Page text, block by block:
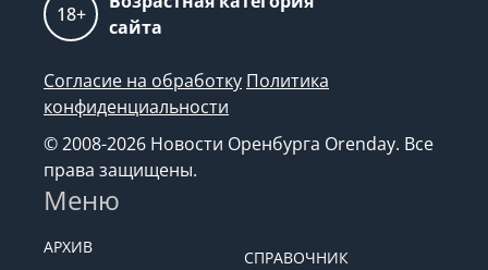
18+
сайта
Согласие на обработку Политика
конфиденциальности
© 2008-2026 Новости Оренбурга Orenday. Все
права защищены.
Меню
АРХИВ
СПРАВОЧНИК